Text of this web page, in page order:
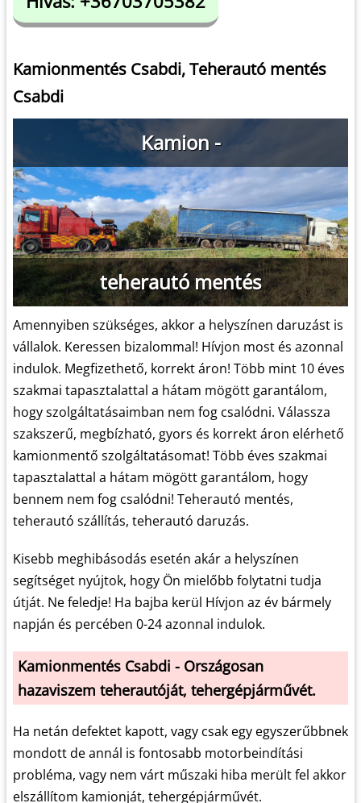
Kamionmentés Csabdi, Teherautó mentés
Csabdi
Kamion -
teherautó mentés
Amennyiben szükséges, akkor a helyszínen daruzást is
vállalok. Keressen bizalommal! Hívjon most és azonnal
indulok. Megfizethető, korrekt áron! Több mint 10 éves
szakmai tapasztalattal a hátam mögött garantálom,
hogy szolgáltatásaimban nem fog csalódni. Válassza
szakszerű, megbízható, gyors és korrekt áron elérhető
kamionmentő szolgáltatásomat! Több éves szakmai
tapasztalattal a hátam mögött garantálom, hogy
bennem nem fog csalódni! Teherautó mentés,
teherautó szállítás, teherautó daruzás.
Kisebb meghibásodás esetén akár a helyszínen
segítséget nyújtok, hogy Ön mielőbb folytatni tudja
útját. Ne feledje! Ha bajba kerül Hívjon az év bármely
napján és percében 0-24 azonnal indulok.
Kamionmentés Csabdi - Országosan
hazaviszem teherautóját, tehergépjárművét.
Ha netán defektet kapott, vagy csak egy egyszerűbbnek
mondott de annál is fontosabb motorbeindítási
probléma, vagy nem várt műszaki hiba merült fel akkor
elszállítom kamionját, tehergépjárművét.